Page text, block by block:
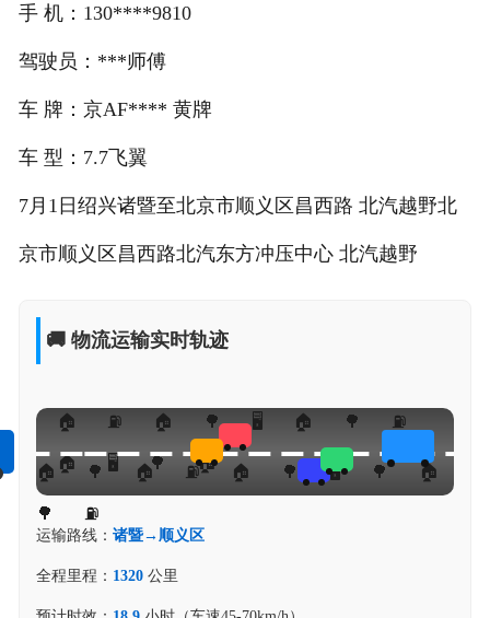
手 机：130****9810
驾驶员：***师傅
车 牌：京AF**** 黄牌
车 型：7.7飞翼
7月1日绍兴诸暨至北京市顺义区昌西路 北汽越野北
京市顺义区昌西路北汽东方冲压中心 北汽越野
🚚 物流运输实时轨迹
运输路线： 诸暨→顺义区
全程里程： 1320公里